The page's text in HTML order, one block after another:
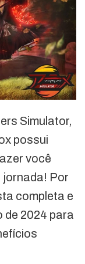
Simulator,
possui
você
jornada! Por
completa e
de 2024 para